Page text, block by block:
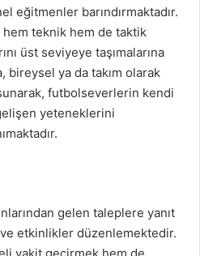
eğitmenler barındırmaktadır.
teknik hem de taktik
üst seviyeye taşımalarına
bireysel ya da takım olarak
futbolseverlerin kendi
yeteneklerini
gelen taleplere yanıt
etkinlikler düzenlemektedir.